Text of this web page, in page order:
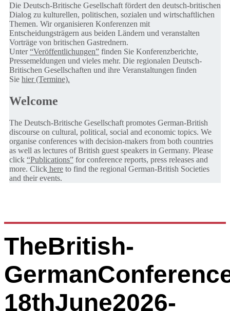
Die Deutsch-Britische Gesellschaft fördert den deutsch-britischen
Dialog zu kulturellen, politischen, sozialen und wirtschaftlichen
Themen. Wir organisieren Konferenzen mit
Entscheidungsträgern aus beiden Ländern und veranstalten
Vorträge von britischen Gastrednern.
Unter“Veröffentlichungen” finden Sie Konferenzberichte,
Pressemeldungen und vieles mehr. Die regionalen Deutsch-
Britischen Gesellschaften und ihre Veranstaltungen finden
Sie hier (Termine).
Welcome
The Deutsch-Britische Gesellschaft promotes German-British
discourse on cultural, political, social and economic topics. We
organise conferences with decision-makers from both countries
as well as lectures of British guest speakers in Germany. Please
click “Publications” for conference reports, press releases and
more. Click here to find the regional German-British Societies
and their events.
TheBritish-
18thJune2026-